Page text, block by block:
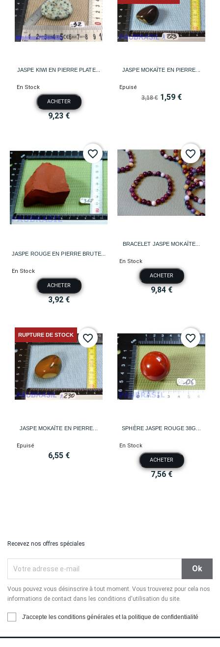
JASPE KIWI EN PIERRE PLATE...
En Stock
ACHETER
9,23 €
JASPE MOKAÏTE EN PIERRE...
Epuisé
3,18 € 1,59 €
JASPE ROUGE EN PIERRE BRUTE...
En Stock
ACHETER
3,92 €
favorite_border
BRACELET JASPE MOKAÏTE...
En Stock
ACHETER
9,84 €
favorite_border
JASPE MOKAÏTE EN PIERRE...
Epuisé
6,55 €
RUPTURE DE STOCK favorite_border
SPHÈRE JASPE ROUGE 38G...
En Stock
ACHETER
7,56 €
favorite_border
Recevez nos offres spéciales
Vous pouvez vous désinscrire à tout moment. Vous trouverez pour cela nos
informations de contact dans les conditions d'utilisation du site.
J'accepte les conditions générales et la politique de confidentialité